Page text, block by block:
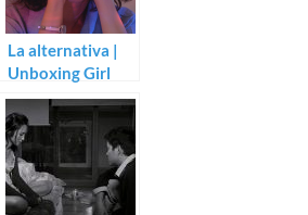
La alternativa |
Unboxing Girl
(Kim Soo-jung)